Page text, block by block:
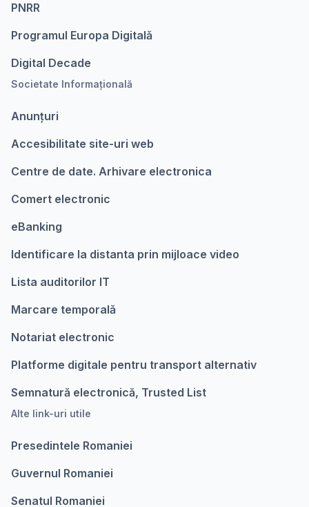
PNRR
Programul Europa Digitalǎ
Digital Decade
Societate Informațională
Anunțuri
Accesibilitate site-uri web
Centre de date. Arhivare electronica
Comert electronic
eBanking
Identificare la distanta prin mijloace video
Lista auditorilor IT
Marcare temporalǎ
Notariat electronic
Platforme digitale pentru transport alternativ
Semnatură electronică, Trusted List
Alte link-uri utile
Presedintele Romaniei
Guvernul Romaniei
Senatul Romaniei